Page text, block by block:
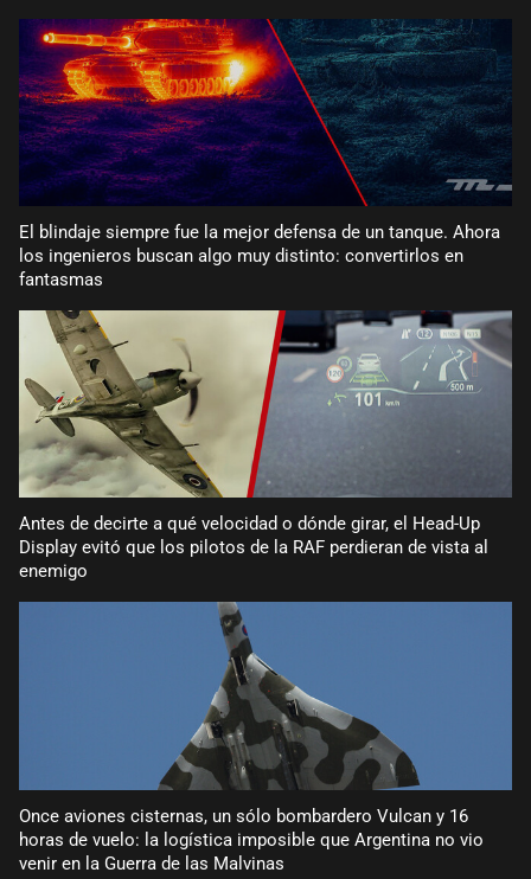
El blindaje siempre fue la mejor defensa de un tanque. Ahora
los ingenieros buscan algo muy distinto: convertirlos en
fantasmas
Antes de decirte a qué velocidad o dónde girar, el Head-Up
Display evitó que los pilotos de la RAF perdieran de vista al
enemigo
Once aviones cisternas, un sólo bombardero Vulcan y 16
horas de vuelo: la logística imposible que Argentina no vio
venir en la Guerra de las Malvinas